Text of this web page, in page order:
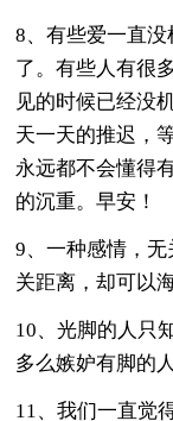
8、有些爱一直
了。有些人有很
见的时候已经没
天一天的推迟，
永远都不会懂得
的沉重。早安！
9、一种感情，
关距离，却可以
10、光脚的人只
多么嫉妒有脚的
11、我们一直觉